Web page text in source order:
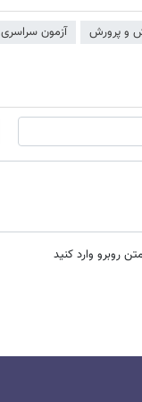
و پرورش آزمون سراسری 1403
روبرو وارد کنید